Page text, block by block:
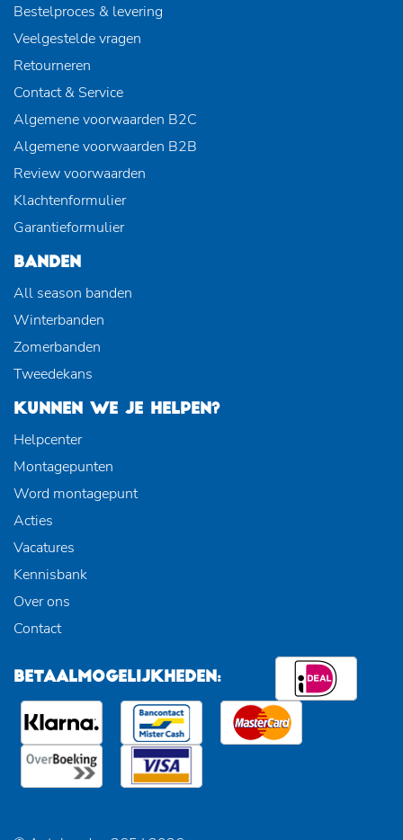
Bestelproces & levering
Veelgestelde vragen
Retourneren
Contact & Service
Algemene voorwaarden B2C
Algemene voorwaarden B2B
Review voorwaarden
Klachtenformulier
Garantieformulier
BANDEN
All season banden
Winterbanden
Zomerbanden
Tweedekans
KUNNEN WE JE HELPEN?
Helpcenter
Montagepunten
Word montagepunt
Acties
Vacatures
Kennisbank
Over ons
Contact
BETAALMOGELIJKHEDEN: